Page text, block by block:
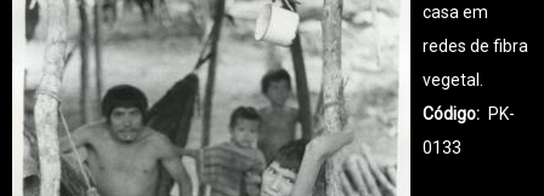
casa em
redes de fibra
vegetal.
Código
PK-
0133